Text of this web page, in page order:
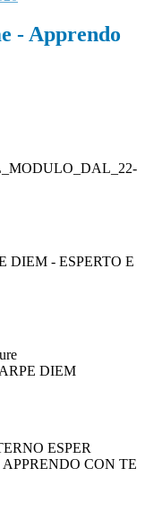
- Apprendo
DIEM - ESPERTO E
DIEM
ESPER
CON TE